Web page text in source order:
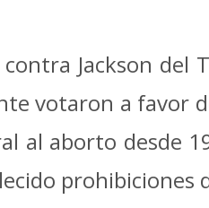
Jackson
votaron a favor
al aborto desde
prohibiciones